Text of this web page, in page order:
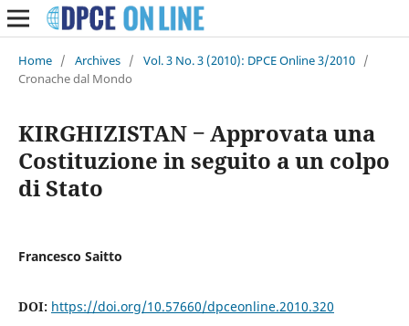
Home / Archives / Vol. 3 No. 3 (2010): DPCE Online 3/2010 /
Cronache dal Mondo
KIRGHIZISTAN ‒ Approvata una
Costituzione in seguito a un colpo
di Stato
Francesco Saitto
DOI: https://doi.org/10.57660/dpceonline.2010.320